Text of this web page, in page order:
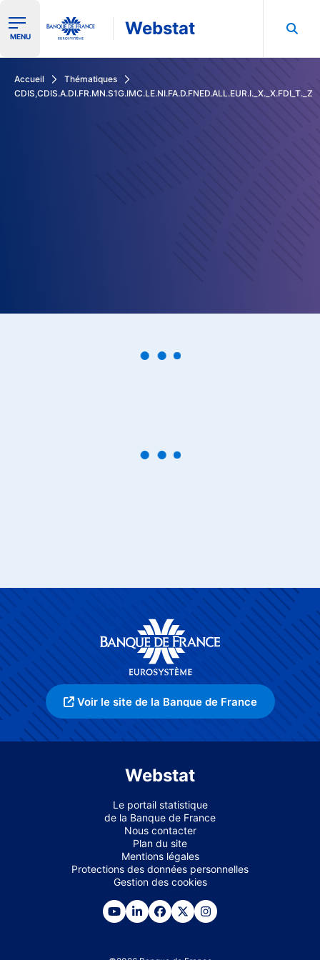
Ouvrir le menu de navigation
MENU Webstat
Accueil
Thématiques
CDIS,CDIS.A.DI.FR.MN.S1G.IMC.LE.NI.FA.D.FNED.ALL.EUR.I._X._X.FDI_T._Z
Voir le site de la Banque de France
Webstat
Le portail statistique
de la Banque de France
Nous contacter
Plan du site
Mentions légales
Protections des données personnelles
Gestion des cookies